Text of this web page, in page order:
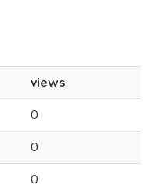
views
0
0
0